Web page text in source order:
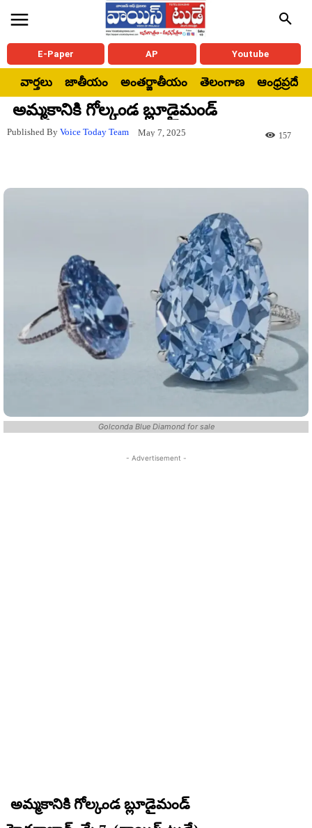
E-Paper AP Youtube
వార్తలు జాతీయం అంతర్జాతీయం తెలంగాణ ఆంధ్రప్రదేశ్
అమ్మకానికి గోల్కండ బ్లూడైమండ్
Published By Voice Today Team May 7, 2025 157
Golconda Blue Diamond for sale
- Advertisement -
అమ్మకానికి గోల్కండ బ్లూడైమండ్